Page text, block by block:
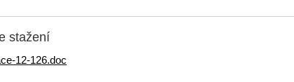
stažení
12-126.doc